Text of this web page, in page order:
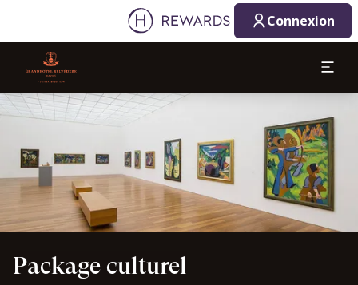
Connexion
Diapositive 1 de 1
Package culturel